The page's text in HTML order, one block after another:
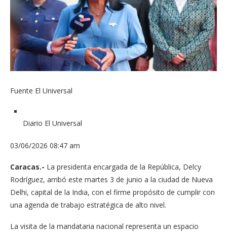
Fuente El Universal
Diario El Universal
03/06/2026 08:47 am
Caracas.- La presidenta encargada de la República, Delcy
Rodríguez, arribó este martes 3 de junio a la ciudad de Nueva
Delhi, capital de la India, con el firme propósito de cumplir con
una agenda de trabajo estratégica de alto nivel.
La visita de la mandataria nacional representa un espacio